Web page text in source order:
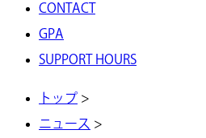
CONTACT
GPA
SUPPORT HOURS
トップ >
ニュース >